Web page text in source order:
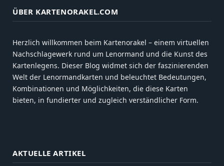
ÜBER KARTENORAKEL.COM
Herzlich willkommen beim Kartenorakel – einem virtuellen
Nachschlagewerk rund um Lenormand und die Kunst des
Kartenlegens. Dieser Blog widmet sich der faszinierenden
Welt der Lenormandkarten und beleuchtet Bedeutungen,
Kombinationen und Möglichkeiten, die diese Karten
bieten, in fundierter und zugleich verständlicher Form.
AKTUELLE ARTIKEL